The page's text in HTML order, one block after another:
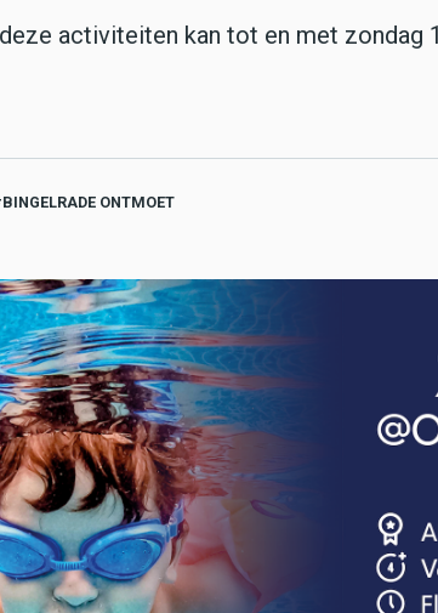
activiteiten kan tot en met zondag
BINGELRADE ONTMOET